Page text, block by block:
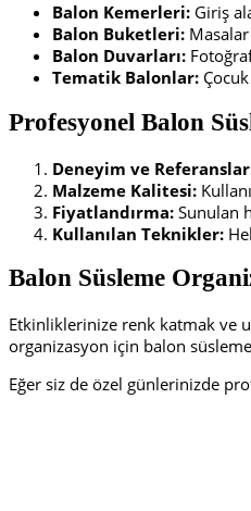
Balon Kemerleri: Giriş
Balon Buketleri:
Balon Duvarları:
Tematik Balonlar:
Profesyonel Balon
Deneyim ve
Malzeme Kalitesi:
Fiyatlandırma: Sunulan
Kullanılan Teknikler:
Balon Süsleme
Etkinliklerinize renk katmak ve
organizasyon için balon
Eğer siz de özel günlerinizde